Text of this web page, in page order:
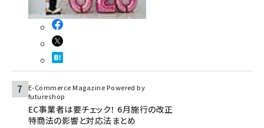
E-Commerce Magazine Powered by
futureshop
EC事業者は要チェック！ 6月施行の改正
特商法の影響と対応法まとめ